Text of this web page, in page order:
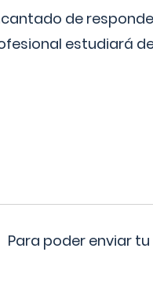
de
estudiará
Para poder enviar